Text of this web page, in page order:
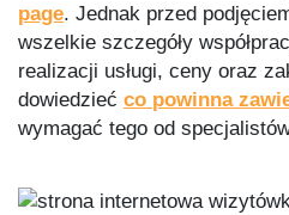
page. Jednak przed
wszelkie szczegóły
realizacji usługi, ceny oraz
dowiedzieć co powinna
wymagać tego od